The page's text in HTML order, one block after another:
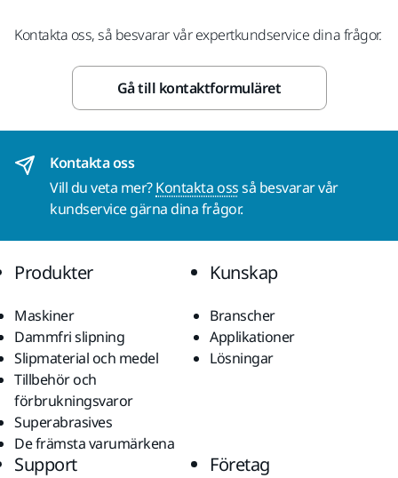
Kontakta oss, så besvarar vår expertkundservice dina frågor.
Gå till kontaktformuläret
Kontakta oss
Vill du veta mer?Kontakta ossså besvarar vår
kundservice gärna dina frågor.
Produkter
Maskiner
Dammfri slipning
Slipmaterial och medel
Tillbehör och
förbrukningsvaror
Superabrasives
De främsta varumärkena
Kunskap
Branscher
Applikationer
Lösningar
Support Företag